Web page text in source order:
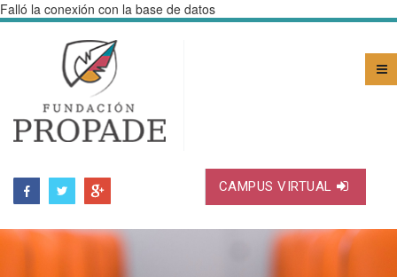
Falló la conexión con la base de datos
CAMPUS VIRTUAL